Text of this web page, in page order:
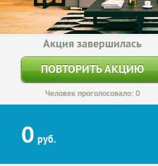
Акция завершилась
ПОВТОРИТЬ АКЦИЮ
Человек проголосовало: 0
0 руб.